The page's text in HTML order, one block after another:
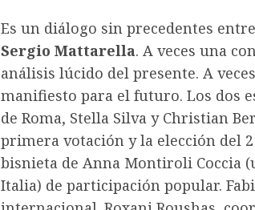
Es un diálogo sin precedentes
Sergio Mattarella. A veces una
análisis lúcido del presente. A
manifiesto para el futuro. Los dos
de Roma, Stella Silva y Christian
primera votación y la elección del
bisnieta de Anna Montiroli Coccia
Italia) de participación popular.